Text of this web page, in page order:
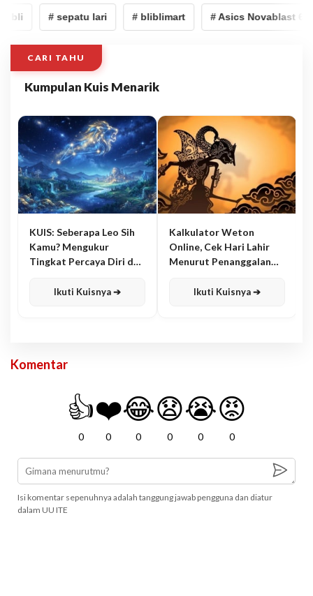
# sepatu lari # bliblimart # Asics Novablast 6
CARI TAHU
Kumpulan Kuis Menarik
KUIS: Seberapa Leo Sih
Kamu? Mengukur
Tingkat Percaya Diri dan
Ikuti Kuisnya ➔
Kalkulator Weton
Online, Cek Hari Lahir
Menurut Penanggalan
Ikuti Kuisnya ➔
Komentar
👍
0
❤️
0
😂
0
😧
0
😭
0
😡
0
Isi komentar sepenuhnya adalah tanggung jawab pengguna dan diatur
dalam UU ITE